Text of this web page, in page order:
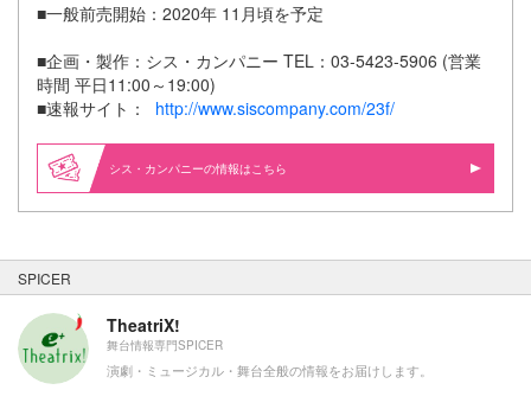
■一般前売開始：2020年 11月頃を予定
■企画・製作：シス・カンパニー TEL：03-5423-5906 (営業
時間 平日11:00～19:00)
■速報サイト： http://www.siscompany.com/23f/
シス・カンパニーの情報はこちら
SPICER
TheatriX!
舞台情報専門SPICER
演劇・ミュージカル・舞台全般の情報をお届けします。